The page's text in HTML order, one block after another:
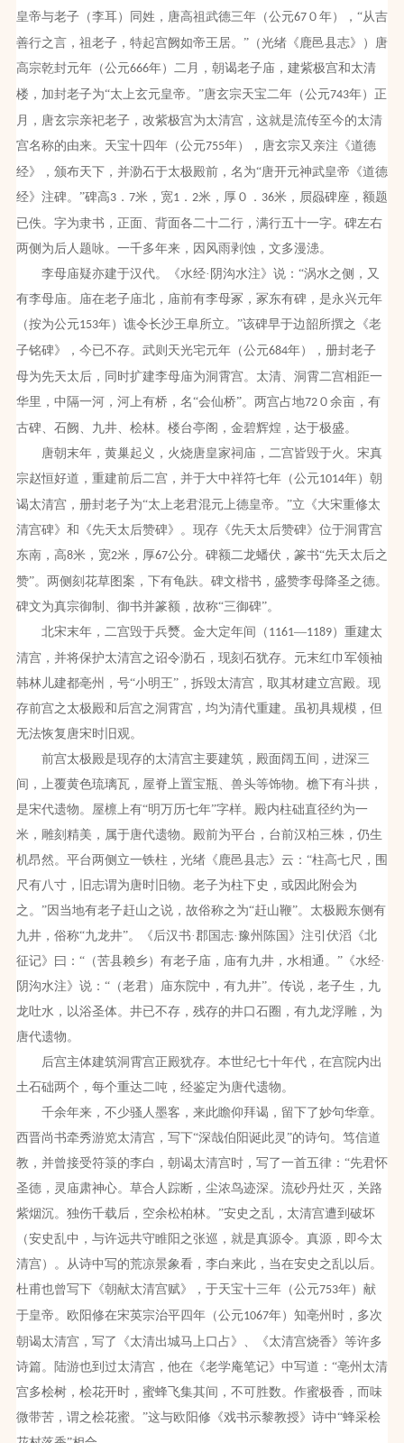
皇帝与老子（李耳）同姓，唐高祖武德三年（公元67０年），“从吉
善行之言，祖老子，特起宫阙如帝王居。”（光绪《鹿邑县志》）唐
高宗乾封元年（公元666年）二月，朝谒老子庙，建紫极宫和太清
楼，加封老子为“太上玄元皇帝。”唐玄宗天宝二年（公元743年）正
月，唐玄宗亲祀老子，改紫极宫为太清宫，这就是流传至今的太清
宫名称的由来。天宝十四年（公元755年），唐玄宗又亲注《道德
经》，颁布天下，并泐石于太极殿前，名为“唐开元神武皇帝《道德
经》注碑。”碑高3． 7米，宽1． 2米，厚０． 36米，屃赑碑座，额题
已佚。字为隶书，正面、背面各二十二行，满行五十一字。碑左右
两侧为后人题咏。一千多年来，因风雨剥蚀，文多漫漶。
李母庙疑亦建于汉代。《水经·阴沟水注》说：“涡水之侧，又
有李母庙。庙在老子庙北，庙前有李母冢，冢东有碑，是永兴元年
（按为公元153年）谯令长沙王阜所立。”该碑早于边韶所撰之《老
子铭碑》，今已不存。武则天光宅元年（公元684年），册封老子
母为先天太后，同时扩建李母庙为洞霄宫。太清、洞霄二宫相距一
华里，中隔一河，河上有桥，名“会仙桥”。两宫占地72０余亩，有
古碑、石阙、九井、桧林。楼台亭阁，金碧辉煌，达于极盛。
唐朝末年，黄巢起义，火烧唐皇家祠庙，二宫皆毁于火。宋真
宗赵恒好道，重建前后二宫，并于大中祥符七年（公元1014年）朝
谒太清宫，册封老子为“太上老君混元上德皇帝。”立《大宋重修太
清宫碑》和《先天太后赞碑》。现存《先天太后赞碑》位于洞霄宫
东南，高8米，宽2米，厚67公分。碑额二龙蟠伏，篆书“先天太后之
赞”。两侧刻花草图案，下有龟趺。碑文楷书，盛赞李母降圣之德。
碑文为真宗御制、御书并篆额，故称“三御碑”。
北宋末年，二宫毁于兵燹。金大定年间（ 1161—1189）重建太
清宫，并将保护太清宫之诏令泐石，现刻石犹存。元末红巾军领袖
韩林儿建都亳州，号“小明王”，拆毁太清宫，取其材建立宫殿。现
存前宫之太极殿和后宫之洞霄宫，均为清代重建。虽初具规模，但
无法恢复唐宋时旧观。
前宫太极殿是现存的太清宫主要建筑，殿面阔五间，进深三
间，上覆黄色琉璃瓦，屋脊上置宝瓶、兽头等饰物。檐下有斗拱，
是宋代遗物。屋檩上有“明万历七年”字样。殿内柱础直径约为一
米，雕刻精美，属于唐代遗物。殿前为平台，台前汉柏三株，仍生
机昂然。平台两侧立一铁柱，光绪《鹿邑县志》云：“柱高七尺，围
尺有八寸，旧志谓为唐时旧物。老子为柱下史，或因此附会为
之。”因当地有老子赶山之说，故俗称之为“赶山鞭”。太极殿东侧有
九井，俗称“九龙井”。《后汉书·郡国志·豫州陈国》注引伏滔《北
征记》曰：“（苦县赖乡）有老子庙，庙有九井，水相通。”《水经·
阴沟水注》说：“（老君）庙东院中，有九井”。传说，老子生，九
龙吐水，以浴圣体。井已不存，残存的井口石圈，有九龙浮雕，为
唐代遗物。
后宫主体建筑洞霄宫正殿犹存。本世纪七十年代，在宫院内出
土石础两个，每个重达二吨，经鉴定为唐代遗物。
千余年来，不少骚人墨客，来此瞻仰拜谒，留下了妙句华章。
西晋尚书牵秀游览太清宫，写下“深哉伯阳诞此灵”的诗句。笃信道
教，并曾接受符箓的李白，朝谒太清宫时，写了一首五律：“先君怀
圣德，灵庙肃神心。草合人踪断，尘浓鸟迹深。流砂丹灶灭，关路
紫烟沉。独伤千载后，空余松柏林。”安史之乱，太清宫遭到破坏
（安史乱中，与许远共守睢阳之张巡，就是真源令。真源，即今太
清宫）。从诗中写的荒凉景象看，李白来此，当在安史之乱以后。
杜甫也曾写下《朝献太清宫赋》，于天宝十三年（公元753年）献
于皇帝。欧阳修在宋英宗治平四年（公元1067年）知亳州时，多次
朝谒太清宫，写了《太清出城马上口占》、《太清宫烧香》等许多
诗篇。陆游也到过太清宫，他在《老学庵笔记》中写道：“亳州太清
宫多桧树，桧花开时，蜜蜂飞集其间，不可胜数。作蜜极香，而味
微带苦，谓之桧花蜜。”这与欧阳修《戏书示黎教授》诗中“蜂采桧